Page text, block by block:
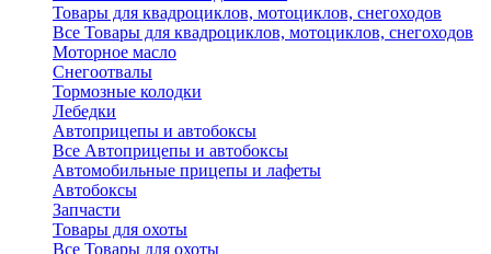
Товары для квадроциклов, мотоциклов, снегоходов
Все Товары для квадроциклов, мотоциклов, снегоходов
Моторное масло
Снегоотвалы
Тормозные колодки
Лебедки
Автоприцепы и автобоксы
Все Автоприцепы и автобоксы
Автомобильные прицепы и лафеты
Автобоксы
Запчасти
Товары для охоты
Все Товары для охоты